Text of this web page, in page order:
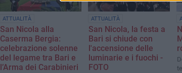
ATTUALITÀ
San Nicola alla
Caserma Bergia:
celebrazione solenne
del legame tra Bari e
l’Arma dei Carabinieri
ATTUALITÀ
San Nicola, la festa a
Bari si chiude con
l'accensione delle
luminarie e i fuochi -
FOTO